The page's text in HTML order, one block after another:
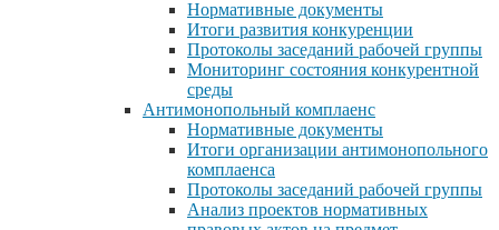
Нормативные документы
Итоги развития конкуренции
Протоколы заседаний рабочей группы
Мониторинг состояния конкурентной
среды
Антимонопольный комплаенс
Нормативные документы
Итоги организации антимонопольного
комплаенса
Протоколы заседаний рабочей группы
Анализ проектов нормативных